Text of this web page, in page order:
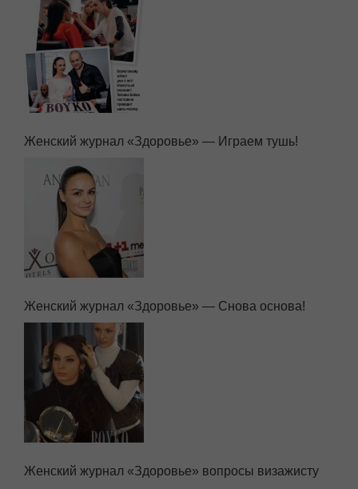
Женский журнал «Здоровье» — Играем тушь!
Женский журнал «Здоровье» — Снова основа!
Женский журнал «Здоровье» вопросы визажисту